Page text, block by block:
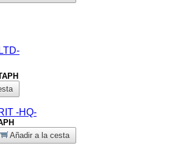
-HQ-
Añadir a la cesta